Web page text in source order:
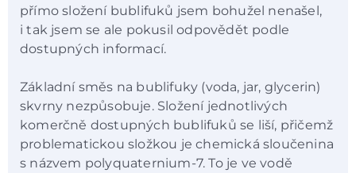
přímo složení bublifuků jsem bohužel nenašel,
i tak jsem se ale pokusil odpovědět podle
dostupných informací.
Základní směs na bublifuky (voda, jar, glycerin)
skvrny nezpůsobuje. Složení jednotlivých
komerčně dostupných bublifuků se liší, přičemž
problematickou složkou je chemická sloučenina
s názvem polyquaternium-7. To je ve vodě